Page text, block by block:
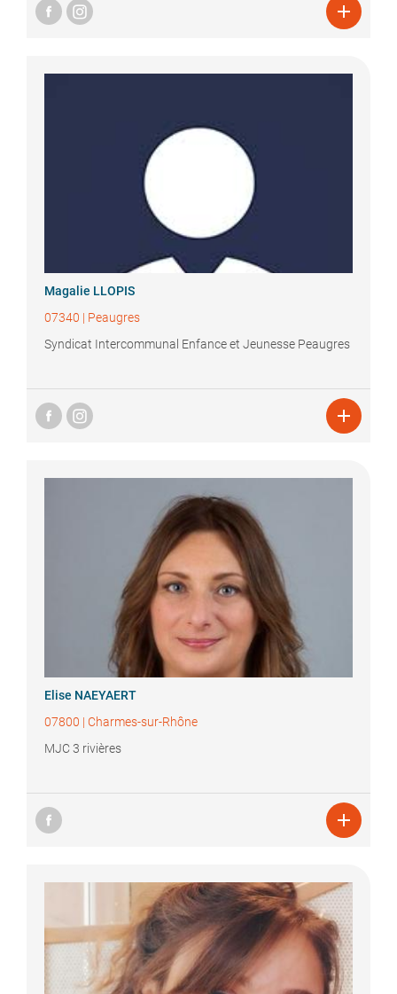

Magalie LLOPIS
07340 | Peaugres
Syndicat Intercommunal Enfance et Jeunesse Peaugres

Elise NAEYAERT
07800 | Charmes-sur-Rhône
MJC 3 rivières
